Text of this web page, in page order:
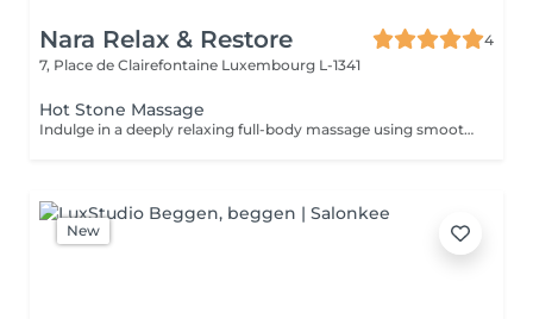
Nara Relax & Restore
4
7, Place de Clairefontaine Luxembourg L-1341
Hot Stone Massage
Indulge in a deeply relaxing full-body massage using smooth heated volcanic stones and warm natural oils. The comforting heat helps release muscle tension, improve circulation, ease stress, and create a profound sense of relaxation and well-being.
New